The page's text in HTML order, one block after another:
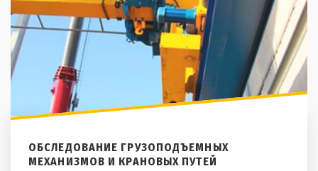
ОБСЛЕДОВАНИЕ ГРУЗОПОДЪЕМНЫХ
МЕХАНИЗМОВ И КРАНОВЫХ ПУТЕЙ